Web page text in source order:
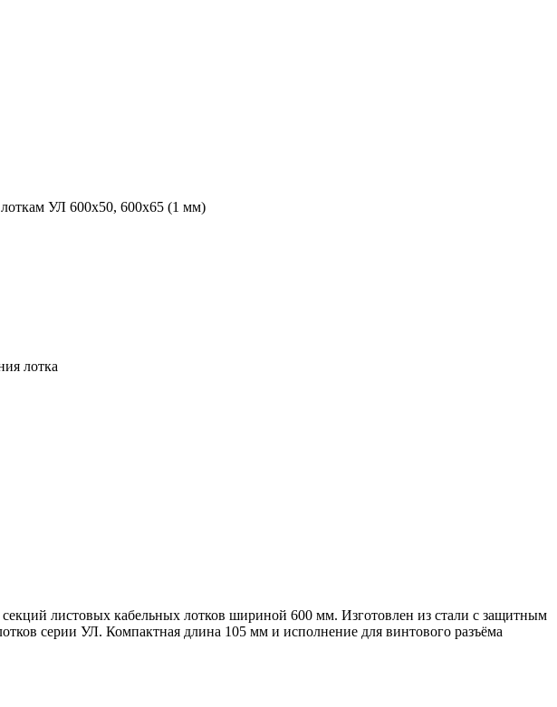
УЛ 600х50, 600х65 (1 мм)
лотка
листовых кабельных лотков шириной 600 мм. Изготовлен из стали с защитным
серии УЛ. Компактная длина 105 мм и исполнение для винтового разъёма